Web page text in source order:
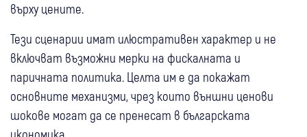
върху цените.
Тези сценарии имат илюстративен характер и не
включват възможни мерки на фискалната и
паричната политика. Целта им е да покажат
основните механизми, чрез които външни ценови
шокове могат да се пренесат в българската